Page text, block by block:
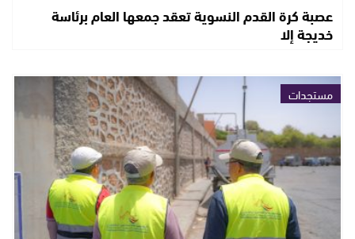
عصبة كرة القدم النسوية تعقد جمعها العام برئاسة
خديجة إلا
مستجدات